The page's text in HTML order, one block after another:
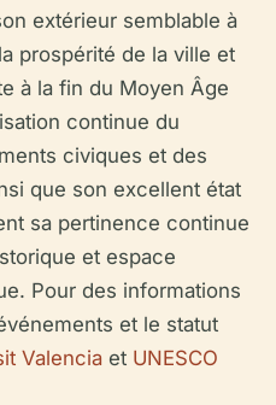
extérieur semblable à
prospérité de la ville et
à la fin du Moyen Âge
continue du
civiques et des
que son excellent état
sa pertinence continue
et espace
Pour des informations
et le statut
Valencia et UNESCO